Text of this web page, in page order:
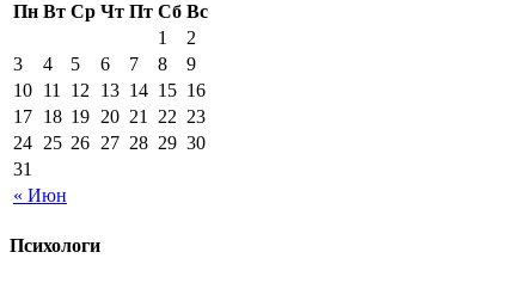
Пн Вт Ср Чт Пт Сб Вс
« Июн
1
2
3
4 5 6 7 8
9
10 11 12 13 14 15 16
17 18 19 20 21 22 23
24 25 26 27 28 29 30
31
Психологи